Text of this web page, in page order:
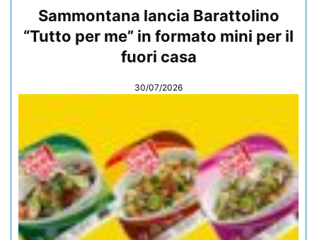
Sammontana lancia Barattolino
“Tutto per me” in formato mini per il
fuori casa
30/07/2026